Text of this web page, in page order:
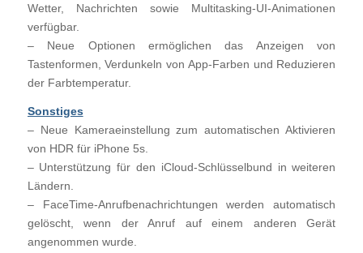
Wetter, Nachrichten sowie Multitasking-UI-Animationen
verfügbar.
– Neue Optionen ermöglichen das Anzeigen von
Tastenformen, Verdunkeln von App-Farben und Reduzieren
der Farbtemperatur.
Sonstiges
– Neue Kameraeinstellung zum automatischen Aktivieren
von HDR für iPhone 5s.
– Unterstützung für den iCloud-Schlüsselbund in weiteren
Ländern.
– FaceTime-Anrufbenachrichtungen werden automatisch
gelöscht, wenn der Anruf auf einem anderen Gerät
angenommen wurde.